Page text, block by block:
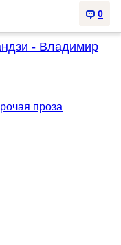
0
- Владимир
проза